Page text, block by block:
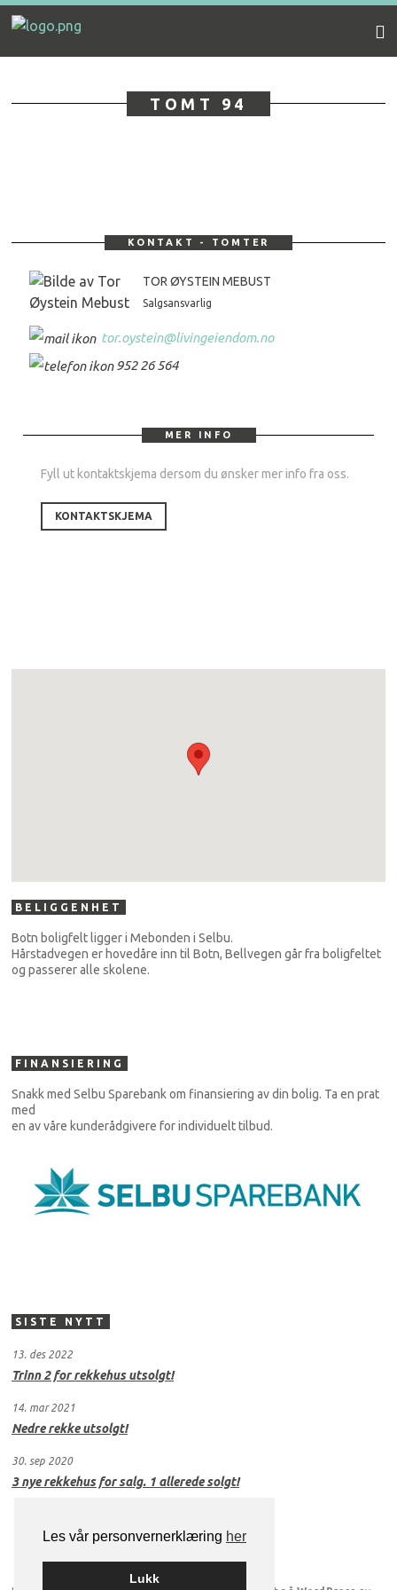
Les vår personvernerklæring her
Lukk
Gå
Forstørre
skrift
Botn
TOMT 94
KONTAKT - TOMTER
TOR ØYSTEIN MEBUST
Salgsansvarlig
tor.oystein@livingeiendom.no
952 26 564
MER INFO
Fyll ut kontaktskjema dersom du ønsker mer info fra oss.
KONTAKTSKJEMA
BELIGGENHET
Botn boligfelt ligger i Mebonden i Selbu.
Hårstadvegen er hovedåre inn til Botn, Bellvegen går fra boligfeltet
og passerer alle skolene.
FINANSIERING
Snakk med Selbu Sparebank om finansiering av din bolig. Ta en prat
med
en av våre kunderådgivere for individuelt tilbud.
SISTE NYTT
13. des 2022
Trinn 2 for rekkehus utsolgt!
14. mar 2021
Nedre rekke utsolgt!
30. sep 2020
3 nye rekkehus for salg. 1 allerede solgt!